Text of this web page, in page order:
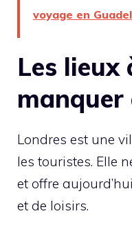
voyage en
Les lieux
manquer
Londres est une
les touristes. Elle
et offre
et de loisirs.